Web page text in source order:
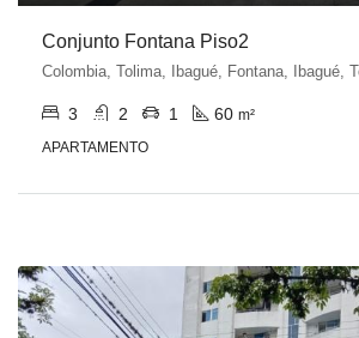
Conjunto Fontana Piso2
Colombia, Tolima, Ibagué, Fontana, Ibagué,
3 2 1 60 m²
APARTAMENTO